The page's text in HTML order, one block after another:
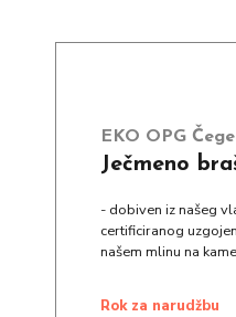
EKO OPG
Ječmeno
- dobiven iz našeg
certificiranog
našem mlinu na
rok za narudžbu